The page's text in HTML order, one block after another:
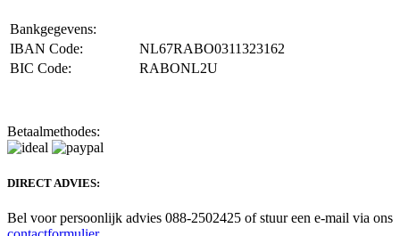
Bankgegevens:
IBAN Code:
NL67RABO0311323162
BIC Code:
RABONL2U
Betaalmethodes:
DIRECT ADVIES:
Bel voor persoonlijk advies 088-2502425 of stuur een e-mail via ons